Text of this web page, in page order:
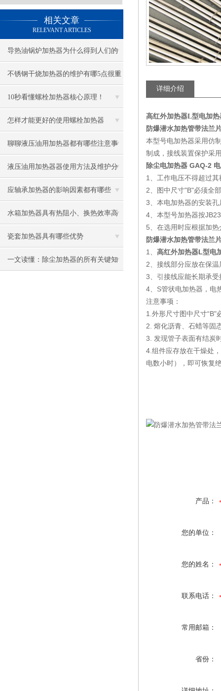
相关文章
RELEVANT ARTICLES
导热油锅炉加热器为什么得到人们的
青睐
不锈钢干烧加热器的维护有哪5点很重
要
10秒看懂螺栓加热器核心原理！
怎样才能更好的使用螺栓加热器
聊聊液压油用加热器都有哪些注意事
项
液压油用加热器器使用方法及维护分
享给大家
应轴承加热器的影响因素都有哪些
呢？
水箱加热器具有热阻小、换热效率高
的优点
瓷套加热器具有哪些优势
一文读懂：除尘加热器的所有关键知
详细介绍
高红外加热器L型电加
防爆潜水加热管带法兰
本型号电加热器采用仿
制成，接线装置保护采
除尘电加热器 GAQ-2
1、工作电压不得超过
2、图中尺寸"B"必须全
3、本电加热器的安装
4、本型号加热器按
5、在选用时应根据加
防爆潜水加热管带法兰
1、 高红外加热器L型电
2、接线部分应放在保
3、引接线应能长期承
4、S管状电加热器，电
注意事项：
1.外形尺寸图中尺寸“B"
2. 熔化沥青、石蜡等固
3. 发现管子表面有结炭
4.组件应存放在干燥处
电数小时），即可恢复
产品：
您的单位：
您的姓名：
联系电话：
常用邮箱：
省份：